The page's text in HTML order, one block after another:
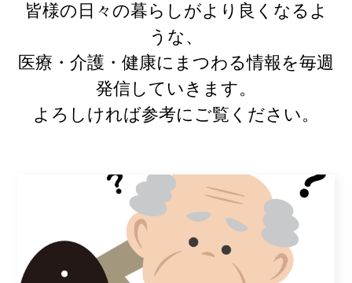
皆様の日々の暮らしがより良くなるよ
うな、
医療・介護・健康にまつわる情報を毎週
発信していきます。
よろしければ参考にご覧ください。